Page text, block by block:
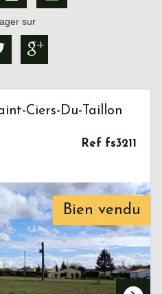
sur
Bien vendu
Ciers-Du-Taillon
Ref fs3211